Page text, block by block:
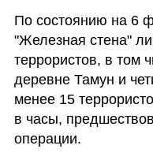
По состоянию на 6
"Железная стена"
террористов, в том
деревне Тамун и
менее 15
в часы,
операции.